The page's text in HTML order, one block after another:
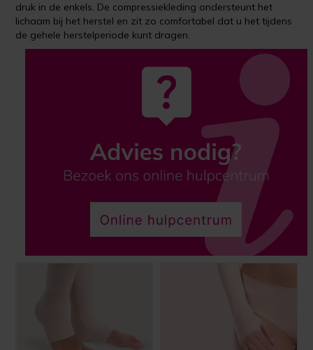
druk in de enkels. De compressiekleding ondersteunt het
lichaam bij het herstel en zit zo comfortabel dat u het tijdens
de gehele herstelperiode kunt dragen.